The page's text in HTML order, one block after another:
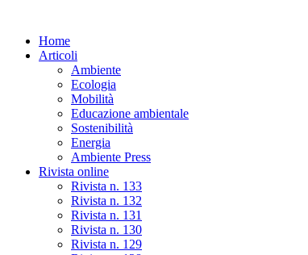
content
Home
Articoli
Ambiente
Ecologia
Mobilità
Educazione ambientale
Sostenibilità
Energia
Ambiente Press
Rivista online
Rivista n. 133
Rivista n. 132
Rivista n. 131
Rivista n. 130
Rivista n. 129